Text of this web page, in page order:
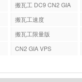
搬瓦工 DC9 CN2 GIA
搬瓦工速度
搬瓦工限量版
CN2 GIA VPS